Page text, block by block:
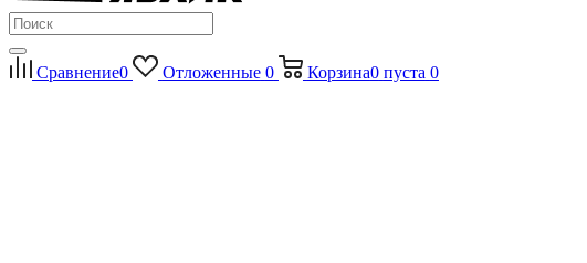
Сравнение0 Отложенные 0 Корзина0 пуста 0